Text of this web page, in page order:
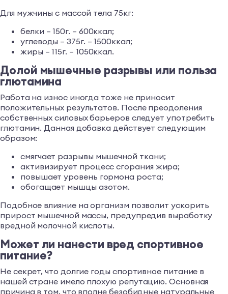
Для мужчины с массой тела 75кг:
белки – 150г. – 600ккал;
углеводы – 375г. – 1500ккал;
жиры – 115г. – 1050ккал.
Долой мышечные разрывы или польза
глютамина
Работа на износ иногда тоже не приносит
положительных результатов. После преодоления
собственных силовых барьеров следует употребить
глютамин. Данная добавка действует следующим
образом:
смягчает разрывы мышечной ткани;
активизирует процесс сгорания жира;
повышает уровень гормона роста;
обогащает мышцы азотом.
Подобное влияние на организм позволит ускорить
прирост мышечной массы, предупредив выработку
вредной молочной кислоты.
Может ли нанести вред спортивное
питание?
Не секрет, что долгие годы спортивное питание в
нашей стране имело плохую репутацию. Основная
причина в том, что вполне безобидные натуральные